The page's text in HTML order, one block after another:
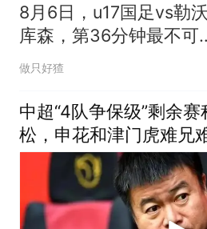
8月6日，u17国足vs勒沃
库森，第36分钟最不可
议的进球出现了！
做只好猹
中超“4队争保级”剩余
松，申花和津门虎难兄